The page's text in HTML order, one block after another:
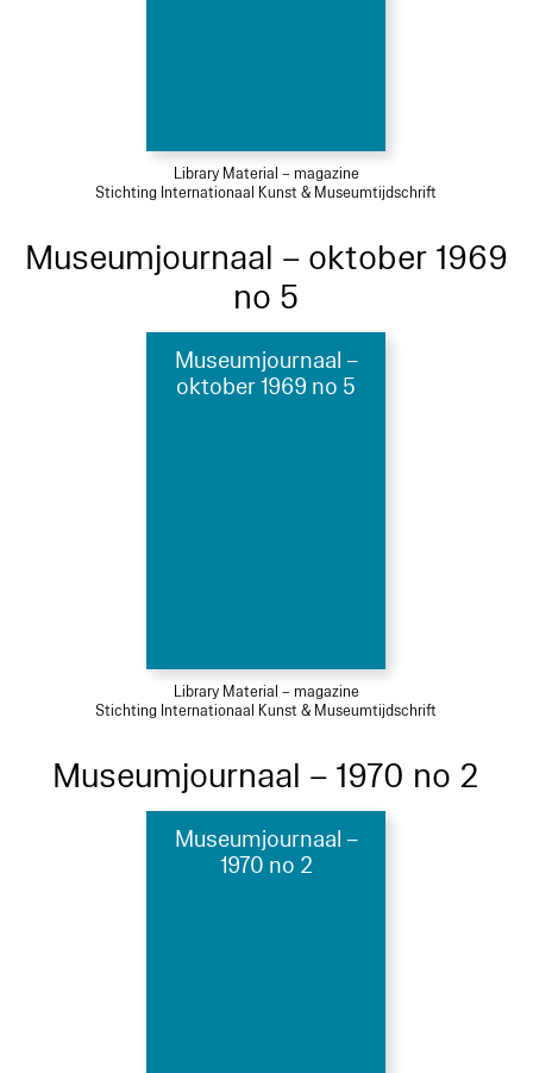
Library Material – magazine
Stichting Internationaal Kunst & Museumtijdschrift
Museumjournaal – oktober 1969
no 5
Museumjournaal –
oktober 1969 no 5
Library Material – magazine
Stichting Internationaal Kunst & Museumtijdschrift
Museumjournaal – 1970 no 2
Museumjournaal –
1970 no 2